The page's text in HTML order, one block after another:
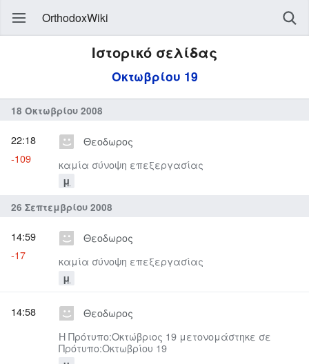
OrthodoxWiki
Ιστορικό σελίδας
Οκτωβρίου 19
18 Οκτωβρίου 2008
Θεοδωρος
καμία σύνοψη επεξεργασίας
μ
22:18
-109
26 Σεπτεμβρίου 2008
Θεοδωρος
καμία σύνοψη επεξεργασίας
μ
14:59
-17
Θεοδωρος
Η Πρότυπο:Οκτώβριος 19 μετονομάστηκε σε
Πρότυπο:Οκτωβρίου 19
14:58